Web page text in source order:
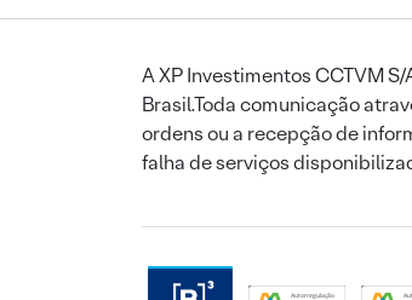
A XP Investimentos CCTVM
Brasil.Toda comunicação
ordens ou a recepção de
falha de serviços